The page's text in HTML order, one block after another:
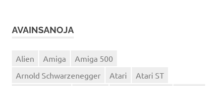
AVAINSANOJA
Alien Amiga
Amiga 500
Arnold Schwarzenegger
Atari
Atari ST